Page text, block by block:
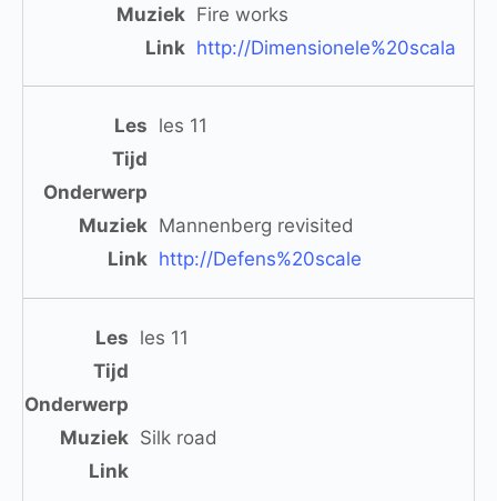
Fire works
http://Dimensionele%20scala
les 11
Mannenberg revisited
http://Defens%20scale
les 11
Silk road